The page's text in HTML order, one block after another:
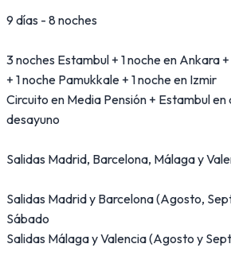
9 días - 8 noches
3 noches Estambul + 1 noche en Ankara
+ 1 noche Pamukkale + 1 noche en Izmir
Circuito en Media Pensión + Estambul
desayuno
Salidas Madrid, Barcelona, Málaga y
Salidas Madrid y Barcelona (Agosto,
Sábado
Salidas Málaga y Valencia (Agosto y